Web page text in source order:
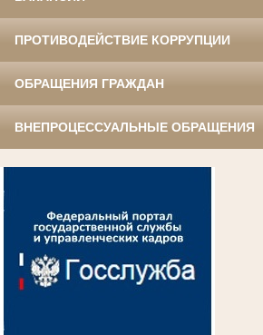
ПРОТИВОДЕЙСТВИЕ КОРРУПЦИИ
ОБРАЩЕНИЯ ГРАЖДАН
ВНЕПРОЦЕССУАЛЬНЫЕ ОБРАЩЕНИЯ